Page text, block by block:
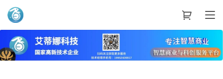
艾蒂娜科技